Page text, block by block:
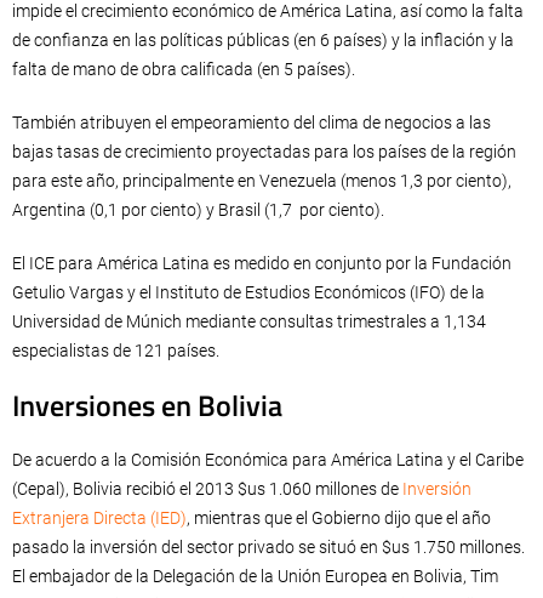
impide el crecimiento económico de América Latina, así como la falta
de confianza en las políticas públicas (en 6 países) y la inflación y la
falta de mano de obra calificada (en 5 países).
También atribuyen el empeoramiento del clima de negocios a las
bajas tasas de crecimiento proyectadas para los países de la región
para este año, principalmente en Venezuela (menos 1,3 por ciento),
Argentina (0,1 por ciento) y Brasil (1,7 por ciento).
El ICE para América Latina es medido en conjunto por la Fundación
Getulio Vargas y el Instituto de Estudios Económicos (IFO) de la
Universidad de Múnich mediante consultas trimestrales a 1,134
especialistas de 121 países.
Inversiones en Bolivia
De acuerdo a la Comisión Económica para América Latina y el Caribe
(Cepal), Bolivia recibió el 2013 $us 1.060 millones de Inversión
Extranjera Directa (IED), mientras que el Gobierno dijo que el año
pasado la inversión del sector privado se situó en $us 1.750 millones.
El embajador de la Delegación de la Unión Europea en Bolivia, Tim